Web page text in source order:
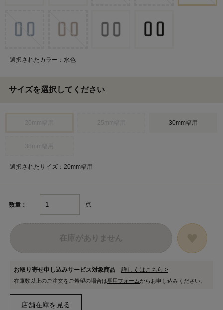
選択されたカラー：水色
サイズを選択してください
30mm幅用
選択されたサイズ：20mm幅用
数量： 点
お取り寄せ申し込みサービス対象商品 詳しくはこちら >
在庫数以上のご注文をご希望の場合は専用フォームからお申し込みください。